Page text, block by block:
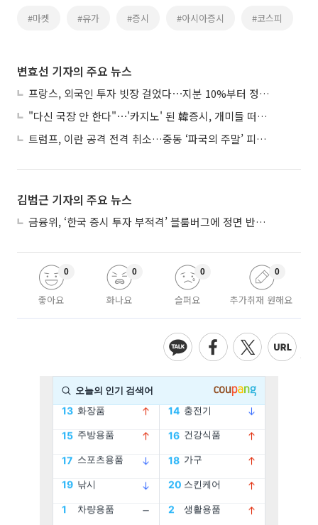
#마켓 #유가 #증시 #아시아증시 #코스피
변효선 기자의 주요 뉴스
프랑스, 외국인 투자 빗장 걸었다⋯지분 10%부터 정부가 승인
"다신 국장 안 한다"⋯'카지노' 된 韓증시, 개미들 떠난다
트럼프, 이란 공격 전격 취소…중동 ‘파국의 주말’ 피했다
김범근 기자의 주요 뉴스
금융위, ‘한국 증시 투자 부적격’ 블룸버그에 정면 반박…“근거 불분명”
좋아요
0
화나요
0
슬퍼요
0
추가취재 원해요
0